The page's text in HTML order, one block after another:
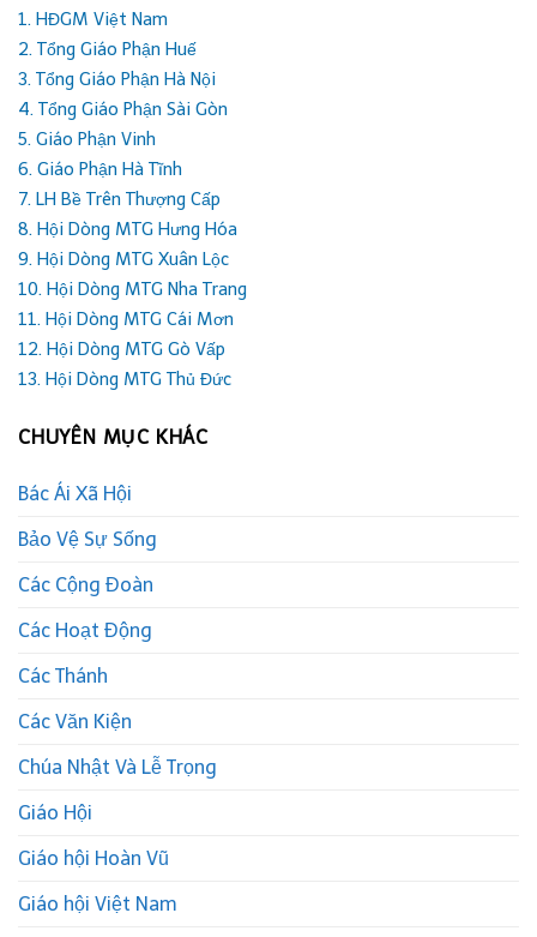
1. HĐGM Việt Nam
2. Tổng Giáo Phận Huế
3. Tổng Giáo Phận Hà Nội
4. Tổng Giáo Phận Sài Gòn
5. Giáo Phận Vinh
6. Giáo Phận Hà Tĩnh
7. LH Bề Trên Thượng Cấp
8. Hội Dòng MTG Hưng Hóa
9. Hội Dòng MTG Xuân Lộc
10. Hội Dòng MTG Nha Trang
11. Hội Dòng MTG Cái Mơn
12. Hội Dòng MTG Gò Vấp
13. Hội Dòng MTG Thủ Đức
CHUYÊN MỤC KHÁC
Bác Ái Xã Hội
Bảo Vệ Sự Sống
Các Cộng Đoàn
Các Hoạt Động
Các Thánh
Các Văn Kiện
Chúa Nhật Và Lễ Trọng
Giáo Hội
Giáo hội Hoàn Vũ
Giáo hội Việt Nam